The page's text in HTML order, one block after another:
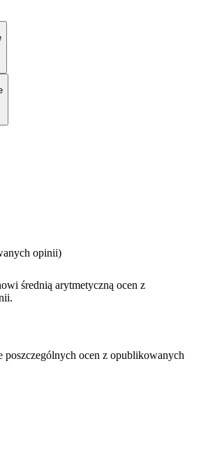
opinii)
średnią arytmetyczną ocen z
poszczególnych ocen z opublikowanych